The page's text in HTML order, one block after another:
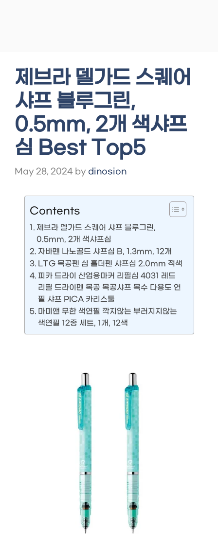
제브라 델가드 스퀘어
샤프 블루그린,
0.5mm, 2개 색샤프
심 Best Top5
May 28, 2024 by dinosion
Contents
제브라 델가드 스퀘어 샤프 블루그린,
0.5mm, 2개 색샤프심
자바펜 나노골드 샤프심 B, 1.3mm, 12개
LTG 목공펜 심 홀더펜 샤프심 2.0mm 적색
피카 드라이 산업용마커 리필심 4031 레드
리필 드라이펜 목공 목공샤프 목수 다용도 연
필 샤프 PICA 카리스툴
마미앤 무한 색연필 깍지않는 부러지지않는
색연필 12종 세트, 1개, 12색